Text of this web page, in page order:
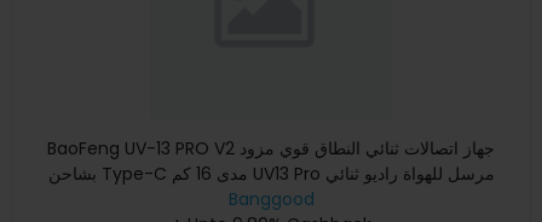
BaoFeng UV-13 PRO V2 جهاز اتصالات ثنائي النطاق قوي مزود
بشاحن Type-C مدى 16 كم UV13 Pro مرسل للهواة راديو ثنائي
الاتجاه
Banggood